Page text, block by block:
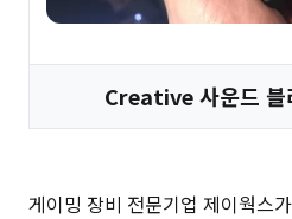
Creative 사운드 블
게이밍 장비 전문기업 제이웍스